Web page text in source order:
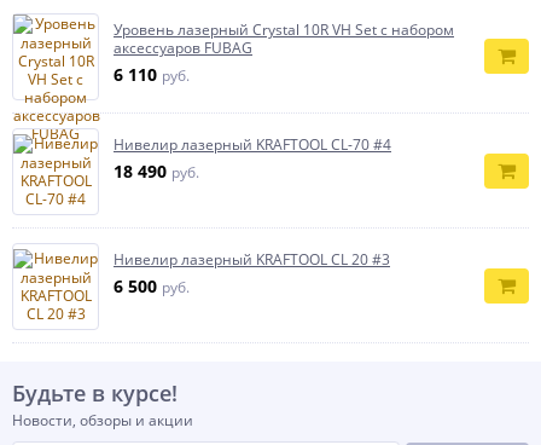
Уровень лазерный Crystal 10R VH Set с набором
аксессуаров FUBAG
6 110 руб.
Нивелир лазерный KRAFTOOL CL-70 #4
18 490 руб.
Нивелир лазерный KRAFTOOL CL 20 #3
6 500 руб.
Будьте в курсе!
Новости, обзоры и акции